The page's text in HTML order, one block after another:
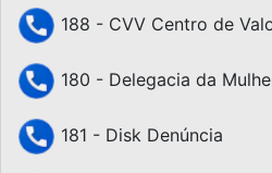
188 - CVV Centro de
180 - Delegacia da
181 - Disk Denúncia